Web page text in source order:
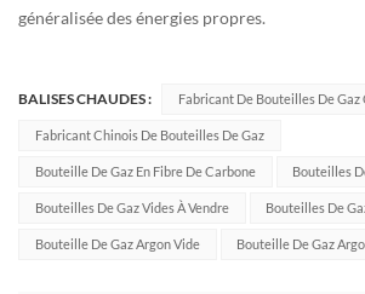
généralisée des énergies propres.
BALISES CHAUDES : Fabricant De Bouteilles De Gaz
Fabricant Chinois De Bouteilles De Gaz
Bouteille De Gaz En Fibre De Carbone Bouteilles
Bouteilles De Gaz Vides À Vendre Bouteilles De
Bouteille De Gaz Argon Vide Bouteille De Gaz